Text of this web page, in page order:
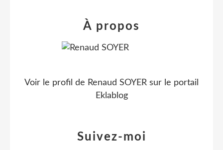
Suivez-moi
À propos
Voir le profil de Renaud SOYER sur le portail
Eklablog